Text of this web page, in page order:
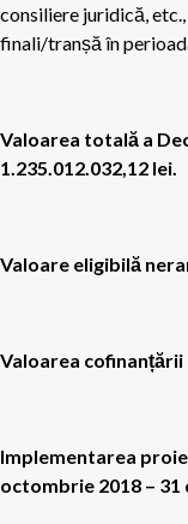
consiliere juridică,
finali/tranșă în
Valoarea totală a
1.235.012.032,12 lei.
Valoare eligibilă
Valoarea cofinanțării
Implementarea
octombrie 2018 –